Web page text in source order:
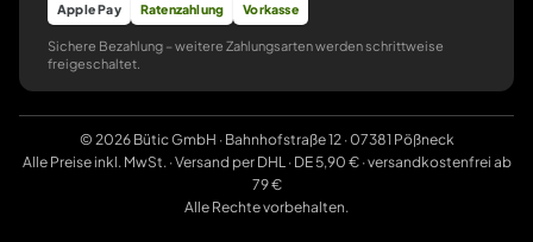
Apple Pay
Ratenzahlung Vorkasse
Sichere Bezahlung – weitere Zahlungsarten werden schrittweise
freigeschaltet.
© 2026 Bütic GmbH · Bahnhofstraße 12 · 07381 Pößneck
Alle Preise inkl. MwSt. · Versand per DHL · DE 5,90 € · versandkostenfrei ab
79 €
Alle Rechte vorbehalten.